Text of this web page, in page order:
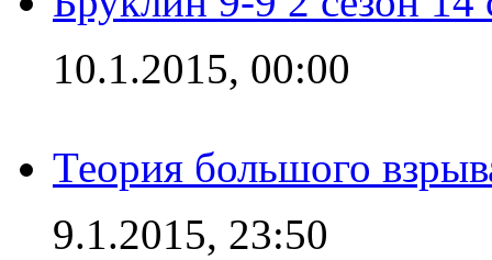
10.1.2015, 00:00
Теория большого
9.1.2015, 23:50